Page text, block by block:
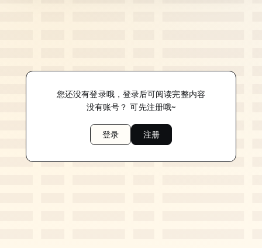
您还没有登录哦，登录后可阅读完整内容
没有账号？ 可先注册哦~
登录 注册